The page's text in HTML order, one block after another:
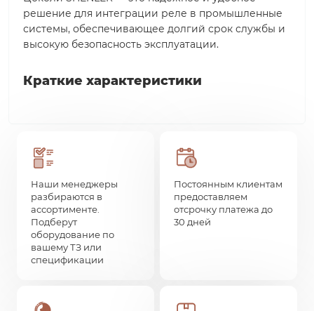
решение для интеграции реле в промышленные
системы, обеспечивающее долгий срок службы и
высокую безопасность эксплуатации.
Краткие характеристики
Наши менеджеры
разбираются в
ассортименте.
Подберут
оборудование по
вашему ТЗ или
спецификации
Постоянным клиентам
предоставляем
отсрочку платежа до
30 дней